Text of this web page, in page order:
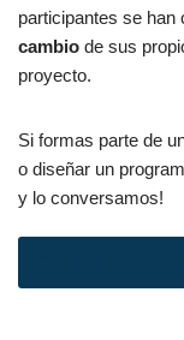
participantes se han
cambio de sus
proyecto.
Si formas parte de
o diseñar un
y lo conversamos!